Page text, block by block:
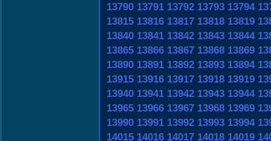
13790 13791 13792 13793 13794
13815 13816 13817 13818 13819
13840 13841 13842 13843 13844
13865 13866 13867 13868 13869
13890 13891 13892 13893 13894
13915 13916 13917 13918 13919
13940 13941 13942 13943 13944
13965 13966 13967 13968 13969
13990 13991 13992 13993 13994
14015 14016 14017 14018 14019